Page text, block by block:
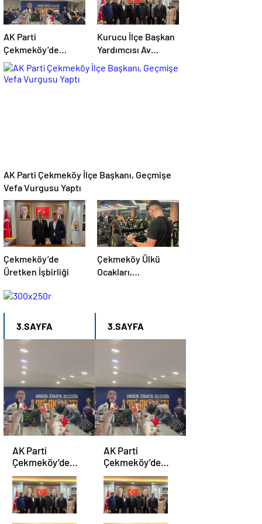
haberler
AK Parti
Çekmeköy’de
Yönetim Kurulu
Toplantısı
Gerçekleştirildi
Kurucu İlçe Başkan
Yardımcısı Av
Selçuk Bayram
Mimar Sinan
AK Parti Çekmeköy İlçe Başkanı, Geçmişe
Vefa Vurgusu Yaptı
Çekmeköy’de
Üretken İşbirliği
Çekmeköy Ülkü
Ocakları,
3.SAYFA
AK Parti
Çekmeköy’de
Yönetim Kurulu
Toplantısı
Gerçekleştirildi
Kurucu
Başkan
Yardımcısı
3.SAYFA
AK Parti
Çekmeköy’de
Yönetim Kurulu
Toplantısı
Gerçekleştirildi